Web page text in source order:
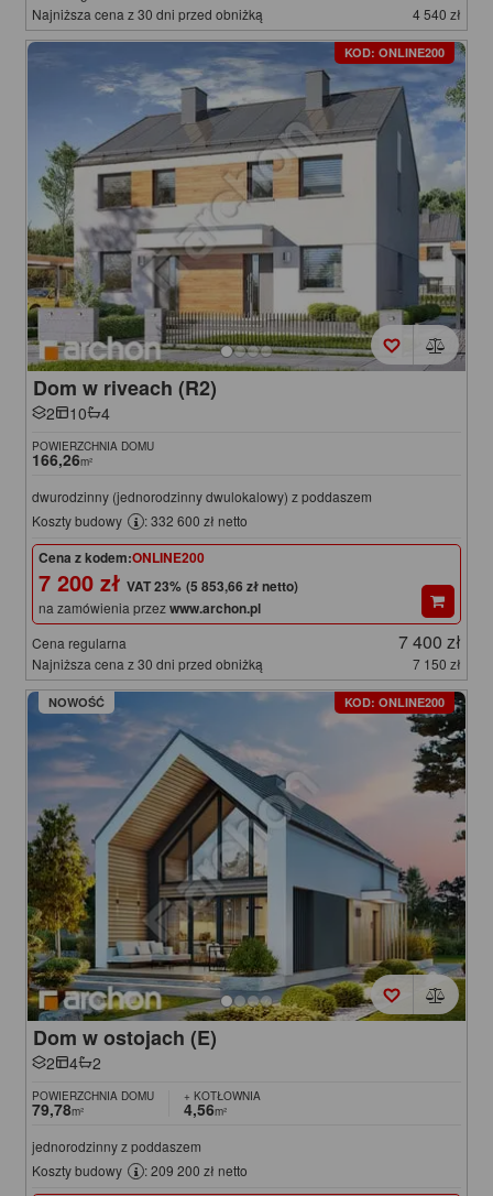
Najniższa cena z 30 dni przed obniżką 4 540 zł
KOD: ONLINE200
Dom w riveach (R2)
2 10 4
POWIERZCHNIA DOMU
166,26m²
dwurodzinny (jednorodzinny dwulokalowy) z poddaszem
Koszty budowy
: 332 600 zł netto
Cena z kodem:ONLINE200
7 200 zł (5 853,66 zł netto)
na zamówienia przezwww.archon.pl
Cena regularna 7 400 zł
Najniższa cena z 30 dni przed obniżką 7 150 zł
NOWOŚĆ KOD: ONLINE200
Dom w ostojach (E)
2 4 2
POWIERZCHNIA DOMU
79,78m²
+ KOTŁOWNIA
4,56m²
jednorodzinny z poddaszem
Koszty budowy
: 209 200 zł netto